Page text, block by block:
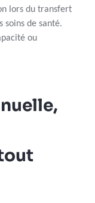
lors du transfert
soins de santé.
ou